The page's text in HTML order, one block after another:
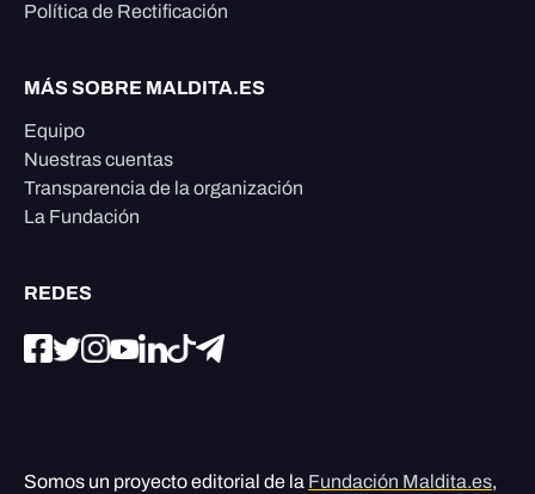
Política de Rectificación
MÁS SOBRE MALDITA.ES
Equipo
Nuestras cuentas
Transparencia de la organización
La Fundación
REDES
Somos un proyecto editorial de la Fundación Maldita.es,